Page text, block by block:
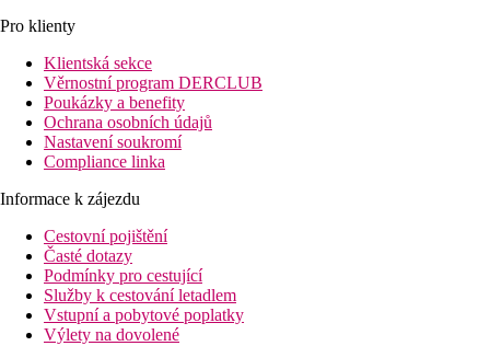
Pro klienty
Klientská sekce
Věrnostní program DERCLUB
Poukázky a benefity
Ochrana osobních údajů
Nastavení soukromí
Compliance linka
Informace k zájezdu
Cestovní pojištění
Časté dotazy
Podmínky pro cestující
Služby k cestování letadlem
Vstupní a pobytové poplatky
Výlety na dovolené